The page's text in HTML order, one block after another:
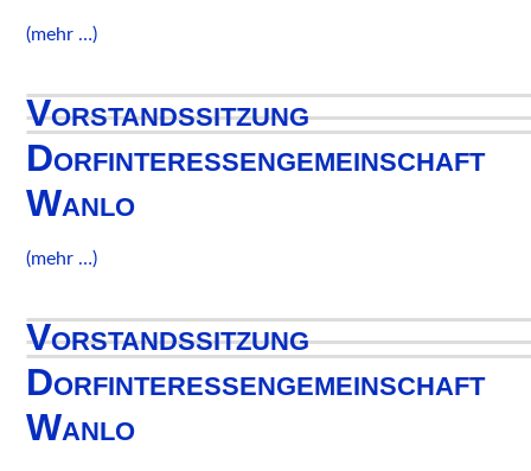
(mehr …)
Vorstandssitzung
Dorfinteressengemeinschaft
Wanlo
(mehr …)
Vorstandssitzung
Dorfinteressengemeinschaft
Wanlo